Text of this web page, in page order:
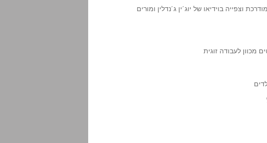
וצפייה בוידיאו של יוג´ין ג´נדלין ומורים